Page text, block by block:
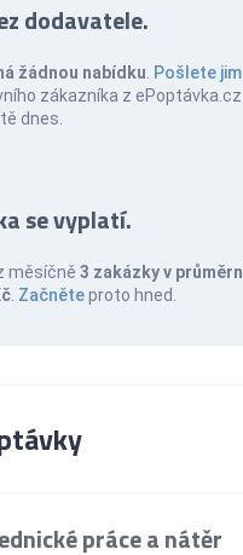
dodavatele.
žádnou nabídku Pošlete jim
zákazníka z ePoptávka.cz
dnes.
se vyplatí.
měsíčně 3 zakázky v
Začněteproto hned.
práce a nátěr